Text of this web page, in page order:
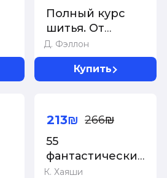
Д. Фэллон
Полный курс
шитья. От
выкройки до
отделки.
Журнал Burda
Купить
К. Хаяши
55
фантастических
узоров.
213₪ 266₪